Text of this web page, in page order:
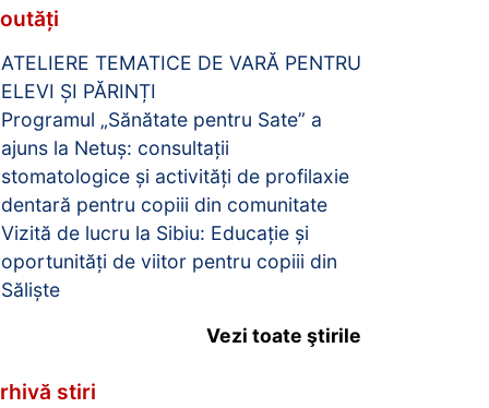
ATELIERE TEMATICE DE VARĂ PENTRU
ELEVI ȘI PĂRINȚI
Programul „Sănătate pentru Sate” a
ajuns la Netuș: consultații
stomatologice și activități de profilaxie
dentară pentru copiii din comunitate
Vizită de lucru la Sibiu: Educație și
oportunități de viitor pentru copiii din
Săliște
Vezi toate ştirile
stiri